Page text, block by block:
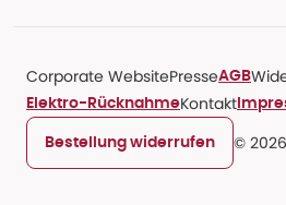
Corporate WebsitePresseAGB
Elektro-RücknahmeKontakt
Bestellung widerrufen ©